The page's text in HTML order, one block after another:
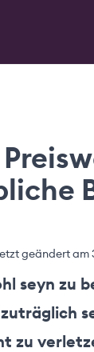
geändert am
seyn zu
zu